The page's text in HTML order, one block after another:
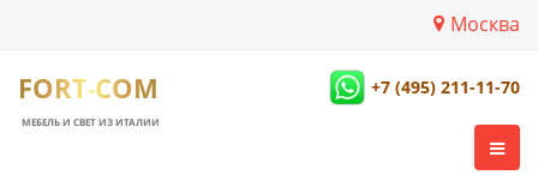
Москва
FORT-COM
МЕБЕЛЬ И СВЕТ ИЗ ИТАЛИИ
+7 (495) 211-11-70